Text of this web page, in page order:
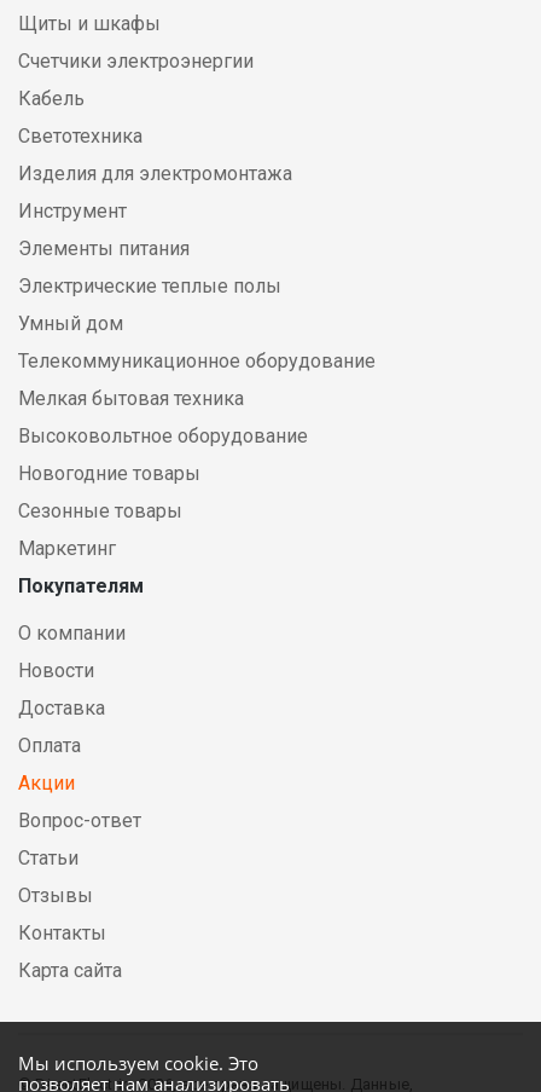
Мы используем cookie. Это
позволяет нам анализировать
Щиты и шкафы
Счетчики электроэнергии
Кабель
Светотехника
Изделия для электромонтажа
Инструмент
Элементы питания
Электрические теплые полы
Умный дом
Телекоммуникационное оборудование
Мелкая бытовая техника
Высоковольтное оборудование
Новогодние товары
Сезонные товары
Маркетинг
Покупателям
О компании
Новости
Доставка
Оплата
Акции
Вопрос-ответ
Статьи
Отзывы
Контакты
Карта сайта
© DirectElectric, 2026, все права защищены. Данные,